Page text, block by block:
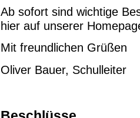
Ab sofort sind wichtige
hier auf unserer
Mit freundlichen Grüßen
Oliver Bauer, Schulleiter